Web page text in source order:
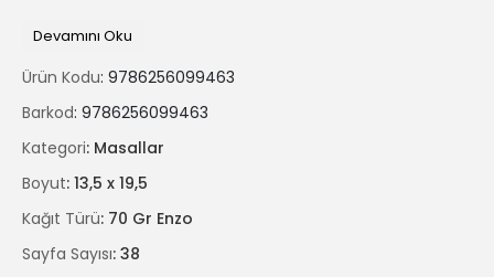
maceralarına davet ediyor.
Dede Güvercin’in korkuları ve Komik Güvercin’in hınzırlığı,
macera dolu hikâyelerinde Mor Güvercin’e eşlik ediyor.
Hazırsanız başlayalım!
Devamını Oku
Ürün Kodu: 9786256099463
Barkod: 9786256099463
Kategori: Masallar
Boyut: 13,5 x 19,5
Kağıt Türü: 70 Gr Enzo
Sayfa Sayısı: 38